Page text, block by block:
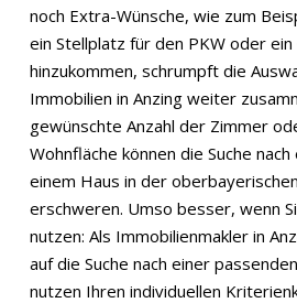
noch Extra-Wünsche, wie zum
ein Stellplatz für den PKW oder
hinzukommen, schrumpft die
Immobilien in Anzing weiter
gewünschte Anzahl der Zimmer
Wohnfläche können die Suche
einem Haus in der
erschweren. Umso besser, wenn
nutzen: Als Immobilienmakler in
auf die Suche nach einer
nutzen Ihren individuellen